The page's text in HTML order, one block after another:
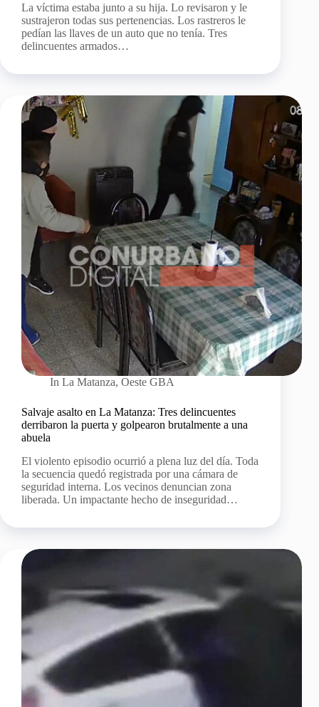
La víctima estaba junto a su hija. Lo revisaron y le
sustrajeron todas sus pertenencias. Los rastreros le
pedían las llaves de un auto que no tenía. Tres
delincuentes armados…
In La Matanza,Oeste GBA
Salvaje asalto en La Matanza: Tres delincuentes
derribaron la puerta y golpearon brutalmente a una
abuela
El violento episodio ocurrió a plena luz del día. Toda
la secuencia quedó registrada por una cámara de
seguridad interna. Los vecinos denuncian zona
liberada. Un impactante hecho de inseguridad…